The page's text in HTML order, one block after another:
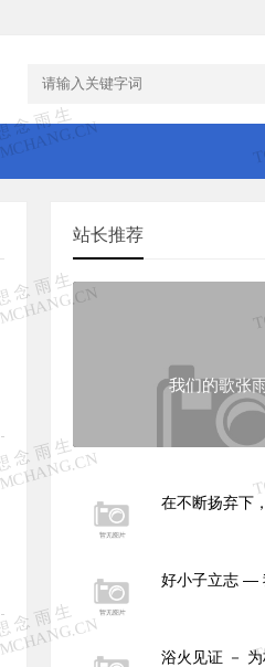
站长推荐
我们的歌张
在不断扬弃下
好小子立志 —
浴火见证 －